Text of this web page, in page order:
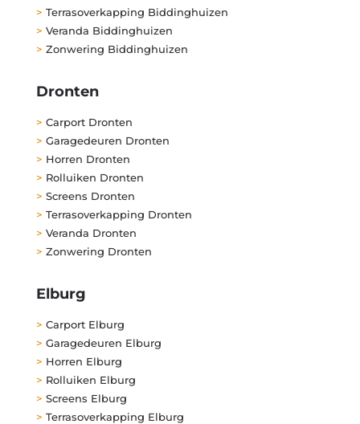
> Terrasoverkapping Biddinghuizen
> Veranda Biddinghuizen
> Zonwering Biddinghuizen
Dronten
> Carport Dronten
> Garagedeuren Dronten
> Horren Dronten
> Rolluiken Dronten
> Screens Dronten
> Terrasoverkapping Dronten
> Veranda Dronten
> Zonwering Dronten
Elburg
> Carport Elburg
> Garagedeuren Elburg
> Horren Elburg
> Rolluiken Elburg
> Screens Elburg
> Terrasoverkapping Elburg